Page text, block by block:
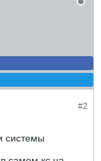
#2
системы